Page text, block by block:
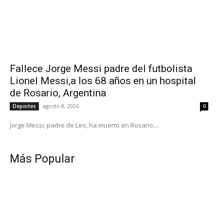
Fallece Jorge Messi padre del futbolista
Lionel Messi,a los 68 años en un hospital
de Rosario, Argentina
Deportes agosto 8, 2026 0
Jorge Messi, padre de Leo, ha muerto en Rosario,...
Más Popular